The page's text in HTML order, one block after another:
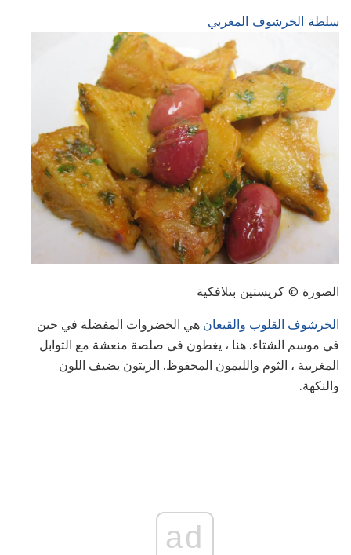
سلطة الخرشوف المغربي
الصورة © كريستين بنلافكية
الخرشوف القلوب والقيعان هي الخضروات المفضلة في حين
في موسم الشتاء. هنا ، يغطون في صلصة منعشة مع التوابل
المغربية ، الثوم والليمون المحفوظ. الزيتون يضيف اللون
والنكهة.
ad